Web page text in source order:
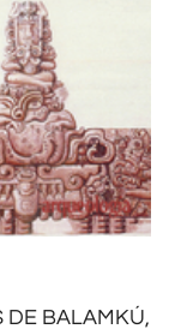
DE BALAMKÚ,